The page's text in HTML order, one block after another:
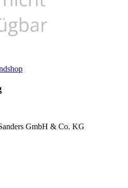
GmbH & Co. KG